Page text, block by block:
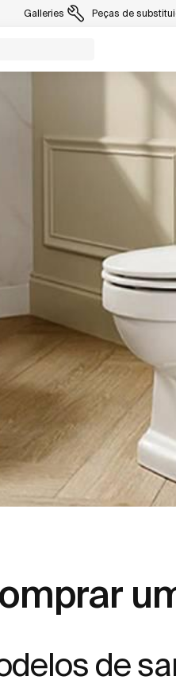
Galleries Peças de
de